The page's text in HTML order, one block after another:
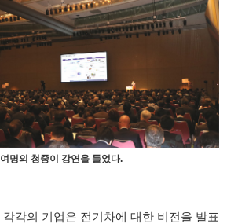
명의 청중이 강연을 들었다.
각의 기업은 전기차에 대한 비전을 발표